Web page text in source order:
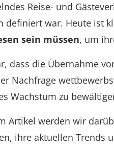
Reise- und
definiert war. Heute ist
sein müssen, um
dass die Übernahme
Nachfrage
Wachstum zu
Artikel werden wir
ihre aktuellen Trends